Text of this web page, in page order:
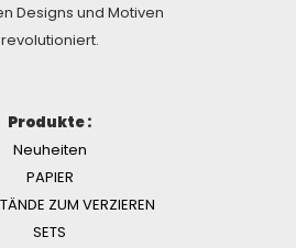
Designs und Motiven
revolutioniert.
Produkte :
Neuheiten
PAPIER
ZUM VERZIEREN
SETS